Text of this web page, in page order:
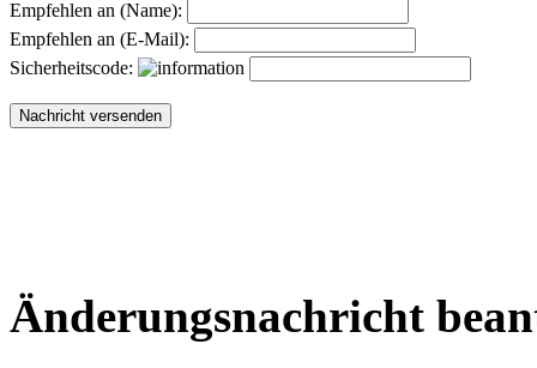
Empfehlen an (Name):
Empfehlen an (E-Mail):
Sicherheitscode:
Änderungsnachricht